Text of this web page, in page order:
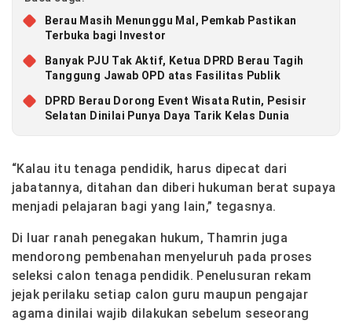
Berau Masih Menunggu Mal, Pemkab Pastikan
Terbuka bagi Investor
Banyak PJU Tak Aktif, Ketua DPRD Berau Tagih
Tanggung Jawab OPD atas Fasilitas Publik
DPRD Berau Dorong Event Wisata Rutin, Pesisir
Selatan Dinilai Punya Daya Tarik Kelas Dunia
“Kalau itu tenaga pendidik, harus dipecat dari
jabatannya, ditahan dan diberi hukuman berat supaya
menjadi pelajaran bagi yang lain,” tegasnya.
Di luar ranah penegakan hukum, Thamrin juga
mendorong pembenahan menyeluruh pada proses
seleksi calon tenaga pendidik. Penelusuran rekam
jejak perilaku setiap calon guru maupun pengajar
agama dinilai wajib dilakukan sebelum seseorang